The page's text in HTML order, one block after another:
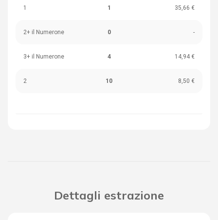
1 1 35,66 €
2+ il Numerone 0 -
3+ il Numerone 4 14,94 €
2 10 8,50 €
Dettagli estrazione